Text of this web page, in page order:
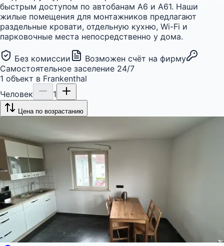
быстрым доступом по автобанам A6 и A61. Наши
жилые помещения для монтажников предлагают
раздельные кровати, отдельную кухню, Wi-Fi и
парковочные места непосредственно у дома.
Без комиссии
Возможен счёт на фирму
Самостоятельное заселение 24/7
1 объект в Frankenthal
Человек
1
Цена по возрастанию